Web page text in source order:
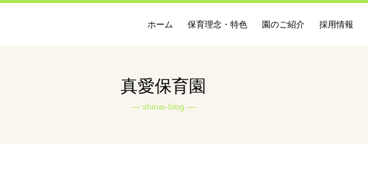
ホーム 保育理念・特色 園のご紹介 採用情報
真愛保育園
shinai-blog